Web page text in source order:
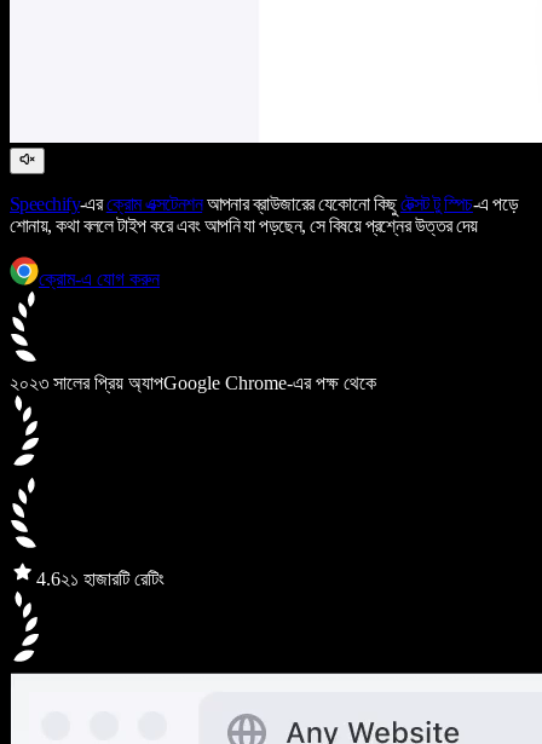
Speechify-এরক্রোম এক্সটেনশনআপনার ব্রাউজারের যেকোনো কিছুটেক্সট টু স্পিচ-এ পড়ে
শোনায়, কথা বললে টাইপ করে এবং আপনি যা পড়ছেন, সে বিষয়ে প্রশ্নের উত্তর দেয়
ক্রোম-এ যোগ করুন
২০২৩ সালের প্রিয় অ্যাপGoogle Chrome-এর পক্ষ থেকে
4.6২১ হাজারটি রেটিং